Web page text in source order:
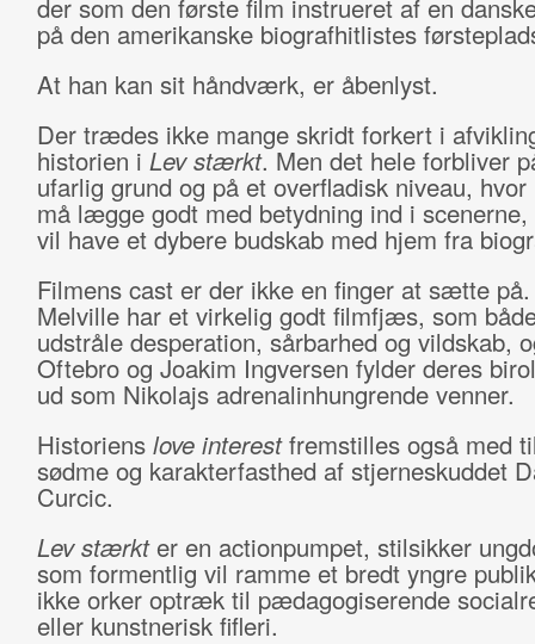
der som den første film instrueret af en
på den amerikanske biografhitlistes
At han kan sit håndværk, er åbenlyst.
Der trædes ikke mange skridt forkert i
historien i Lev stærkt. Men det hele forbliver
ufarlig grund og på et overfladisk niveau, hvor
må lægge godt med betydning ind i scenerne,
vil have et dybere budskab med hjem fra
Filmens cast er der ikke en finger at sætte
Melville har et virkelig godt filmfjæs, som
udstråle desperation, sårbarhed og vildskab,
Oftebro og Joakim Ingversen fylder deres
ud som Nikolajs adrenalinhungrende venner.
Historiens love interestfremstilles også med
sødme og karakterfasthed af stjerneskuddet
Curcic.
Lev stærkter en actionpumpet, stilsikker
som formentlig vil ramme et bredt yngre
ikke orker optræk til pædagogiserende
eller kunstnerisk fifleri.